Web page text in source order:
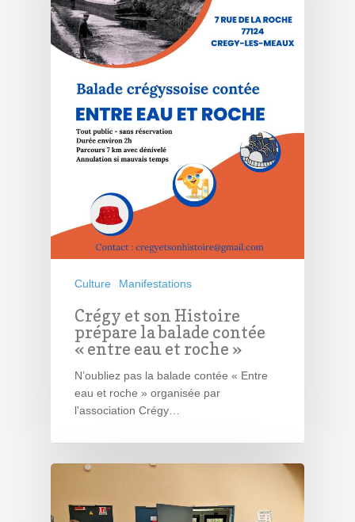
Culture Manifestations
Crégy et son Histoire
prépare la balade contée
« entre eau et roche »
N’oubliez pas la balade contée « Entre
eau et roche » organisée par
l'association Crégy…